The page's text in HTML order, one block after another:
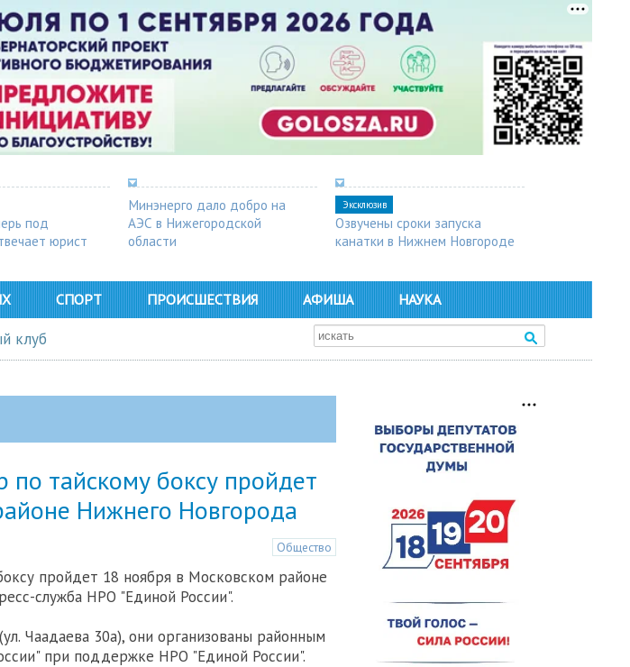
под
юрист
Минэнерго дало добро на
АЭС в Нижегородской
области
Эксклюзив
Озвучены сроки запуска
канатки в Нижнем Новгороде
СПОРТ ПРОИСШЕСТВИЯ АФИША НАУКА
клуб
тайскому боксу пройдет
Нижнего Новгорода
Общество
пройдет 18 ноября в Московском районе
служба НРО "Единой России".
Чаадаева 30а), они организованы районным
при поддержке НРО "Единой России".